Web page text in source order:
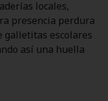
locales,
presencia perdura
galletitas escolares
así una huella